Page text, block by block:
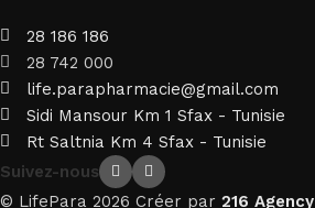
28 186 186
28 742 000
life.parapharmacie@gmail.com
Sidi Mansour Km 1 Sfax - Tunisie
Rt Saltnia Km 4 Sfax - Tunisie
Suivez-nous
© LifePara 2026 Créer par 216 Agency